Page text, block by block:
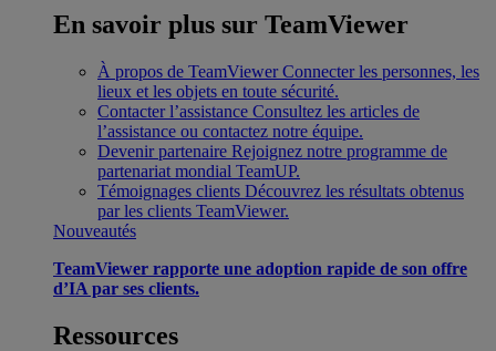
En savoir plus sur TeamViewer
À propos de TeamViewer Connecter les personnes, les
lieux et les objets en toute sécurité.
Contacter l’assistance Consultez les articles de
l’assistance ou contactez notre équipe.
Devenir partenaire Rejoignez notre programme de
partenariat mondial TeamUP.
Témoignages clients Découvrez les résultats obtenus
par les clients TeamViewer.
Nouveautés
TeamViewer rapporte une adoption rapide de son offre
d’IA par ses clients.
Ressources